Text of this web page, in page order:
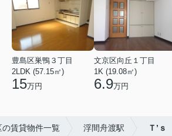
豊島区巣鴨３丁目
2LDK (57.15㎡)
15万円
文京区向丘１丁目
1K (19.08㎡)
6.9万円
の賃貸物件一覧 浮間舟渡駅 Ｔ’